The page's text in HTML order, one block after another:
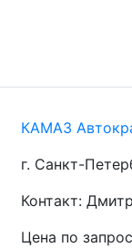
КАМАЗ
г. Санкт-
Контакт:
Цена по